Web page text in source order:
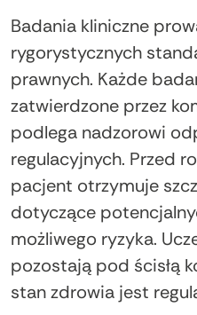
Badania kliniczne
rygorystycznych
prawnych. Każde
zatwierdzone przez
podlega nadzorowi
regulacyjnych. Przed
pacjent otrzymuje
dotyczące
możliwego ryzyka.
pozostają pod ścisłą
stan zdrowia jest